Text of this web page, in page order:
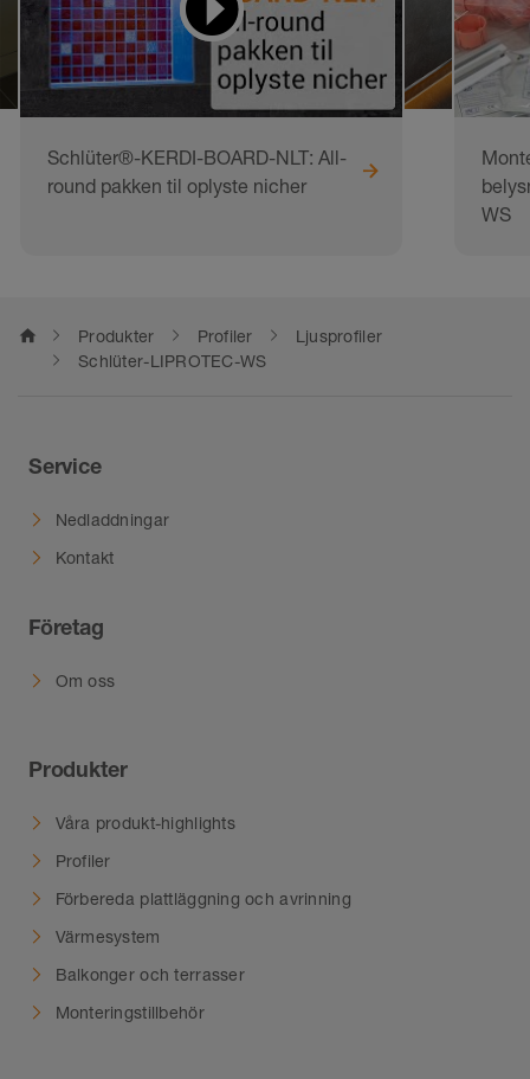
Schlüter®-KERDI-BOARD-NLT: All-
round pakken til oplyste nicher
WS
home Produkter Profiler
Ljusprofiler
Schlüter-LIPROTEC-WS
Service
Nedladdningar
Kontakt
Företag
Om oss
Produkter
Våra produkt-highlights
Profiler
Förbereda plattläggning och avrinning
Värmesystem
Balkonger och terrasser
Monteringstillbehör